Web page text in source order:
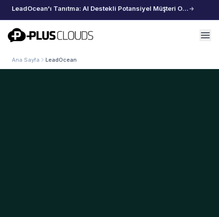
LeadOcean'ı Tanıtma: AI Destekli Potansiyel Müşteri Oluşturma, Özenle Seçilmiş Veriler, Zahmetsiz Büyüme
PlusClouds
Ana Sayfa LeadOcean